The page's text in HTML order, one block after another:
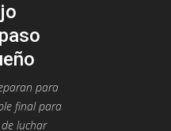
para
final para
luchar